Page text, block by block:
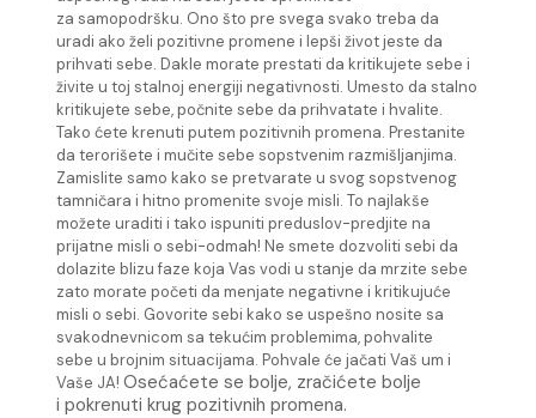
za samopodršku. Ono što pre svega svako treba da
uradi ako želi pozitivne promene i lepši život jeste da
prihvati sebe. Dakle morate prestati da kritikujete sebe i
živite u toj stalnoj energiji negativnosti. Umesto da stalno
kritikujete sebe, počnite sebe da prihvatate i hvalite.
Tako ćete krenuti putem pozitivnih promena. Prestanite
da terorišete i mučite sebe sopstvenim razmišljanjima.
Zamislite samo kako se pretvarate u svog sopstvenog
tamničara i hitno promenite svoje misli. To najlakše
možete uraditi i tako ispuniti preduslov-predjite na
prijatne misli o sebi-odmah! Ne smete dozvoliti sebi da
dolazite blizu faze koja Vas vodi u stanje da mrzite sebe
zato morate početi da menjate negativne i kritikujuće
misli o sebi. Govorite sebi kako se uspešno nosite sa
svakodnevnicom sa tekućim problemima, pohvalite
sebe u brojnim situacijama. Pohvale će jačati Vaš um i
Vaše JA! Osećaćete se bolje, zračićete bolje
i pokrenuti krug pozitivnih promena.